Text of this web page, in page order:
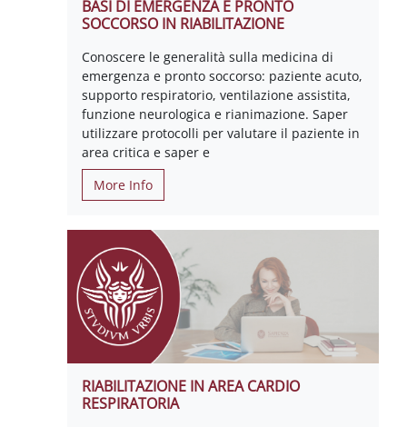
BASI DI EMERGENZA E PRONTO
SOCCORSO IN RIABILITAZIONE
Conoscere le generalità sulla medicina di
emergenza e pronto soccorso: paziente acuto,
supporto respiratorio, ventilazione assistita,
funzione neurologica e rianimazione. Saper
utilizzare protocolli per valutare il paziente in
area critica e saper e
More Info
RIABILITAZIONE IN AREA CARDIO
RESPIRATORIA